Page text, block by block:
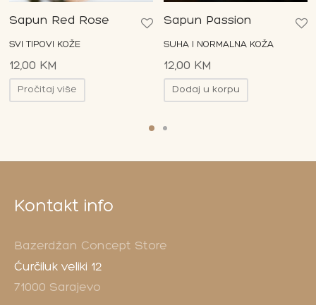
Sapun Red Rose
SVI TIPOVI KOŽE
12,00 KM
Pročitaj više
Sapun Passion
SUHA I NORMALNA KOŽA
12,00 KM
Dodaj u korpu
Kontakt info
Bazerdžan Concept Store
Ćurčiluk veliki 12
71000 Sarajevo